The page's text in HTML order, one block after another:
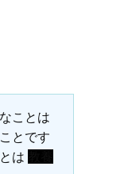
ことは
とです
は